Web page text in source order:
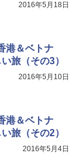
2016年5月18日
港＆ベトナ
旅（その3）
2016年5月10日
港＆ベトナ
旅（その2）
2016年5月4日